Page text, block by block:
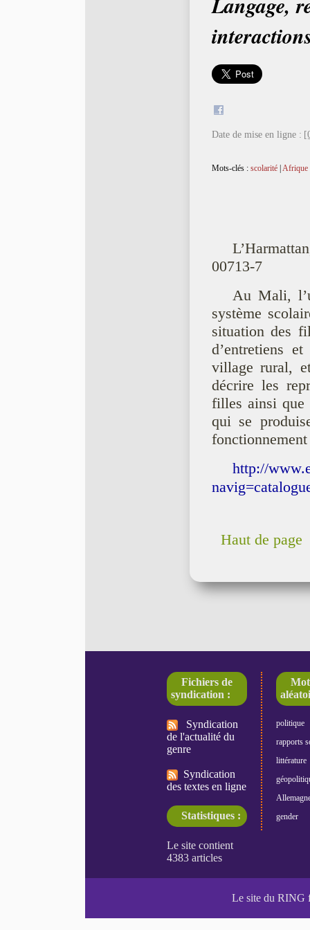
Date de mise en ligne :
Mots-clés : scolarité| Afrique
00713-7
Au Mali,
système
situation des
d’entretiens
village rural,
décrire les
filles ainsi que
qui se
http://
Haut de page
Fichiers de
syndication :
Syndication
de l'actualité du
genre
Syndication
des textes en ligne
Statistiques :
politique
rapports
littérature
gender
Le site du RING